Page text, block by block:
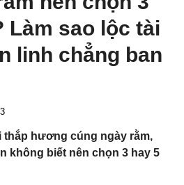
Làm sao lộc tài
linh chẳng ban
thắp hương cúng ngày rằm,
không biết nên chọn 3 hay 5